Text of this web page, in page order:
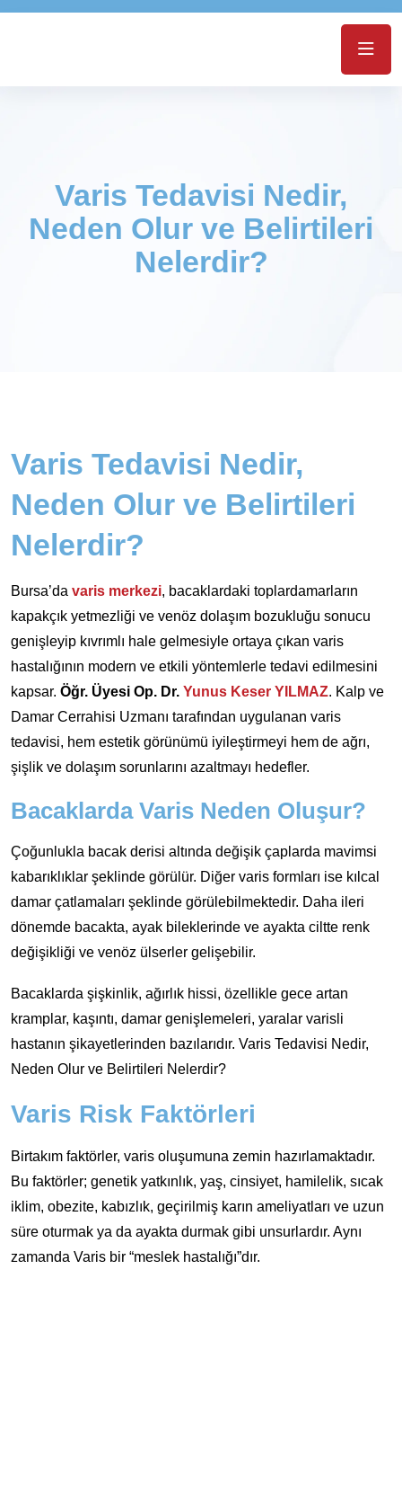
Varis Tedavisi Nedir,
Neden Olur ve Belirtileri
Nelerdir?
Varis Tedavisi Nedir,
Neden Olur ve Belirtileri
Nelerdir?
Bursa’da varis merkezi, bacaklardaki toplardamarların
kapakçık yetmezliği ve venöz dolaşım bozukluğu sonucu
genişleyip kıvrımlı hale gelmesiyle ortaya çıkan varis
hastalığının modern ve etkili yöntemlerle tedavi edilmesini
kapsar. Öğr. Üyesi Op. Dr. Yunus Keser YILMAZ. Kalp ve
Damar Cerrahisi Uzmanı tarafından uygulanan varis
tedavisi, hem estetik görünümü iyileştirmeyi hem de ağrı,
şişlik ve dolaşım sorunlarını azaltmayı hedefler.
Bacaklarda Varis Neden Oluşur?
Çoğunlukla bacak derisi altında değişik çaplarda mavimsi
kabarıklıklar şeklinde görülür. Diğer varis formları ise kılcal
damar çatlamaları şeklinde görülebilmektedir. Daha ileri
dönemde bacakta, ayak bileklerinde ve ayakta ciltte renk
değişikliği ve venöz ülserler gelişebilir.
Bacaklarda şişkinlik, ağırlık hissi, özellikle gece artan
kramplar, kaşıntı, damar genişlemeleri, yaralar varisli
hastanın şikayetlerinden bazılarıdır. Varis Tedavisi Nedir,
Neden Olur ve Belirtileri Nelerdir?
Varis Risk Faktörleri
Birtakım faktörler, varis oluşumuna zemin hazırlamaktadır.
Bu faktörler; genetik yatkınlık, yaş, cinsiyet, hamilelik, sıcak
iklim, obezite, kabızlık, geçirilmiş karın ameliyatları ve uzun
süre oturmak ya da ayakta durmak gibi unsurlardır. Aynı
zamanda Varis bir “meslek hastalığı”dır.